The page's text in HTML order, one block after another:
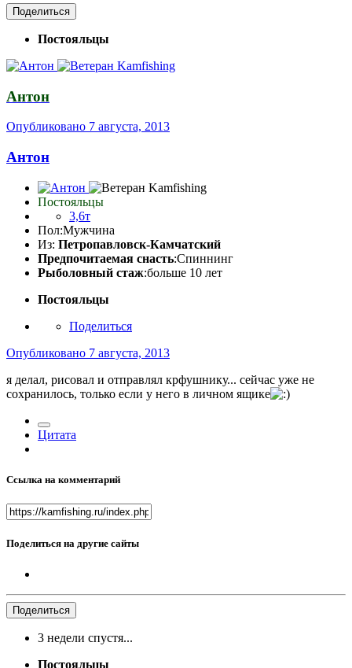
Поделиться
Постояльцы
Антон
Опубликовано 7 августа, 2013
Антон
Постояльцы
3,6т
Пол:Мужчина
Из: Петропавловск-Камчатский
Предпочитаемая снасть:Спиннинг
Рыболовный стаж:больше 10 лет
Постояльцы
Поделиться
Опубликовано 7 августа, 2013
я делал, рисовал и отправлял крфушнику... сейчас уже не
сохранилось, только если у него в личном ящике
Цитата
Ссылка на комментарий
Поделиться на другие сайты
Поделиться
3 недели спустя...
Постояльцы